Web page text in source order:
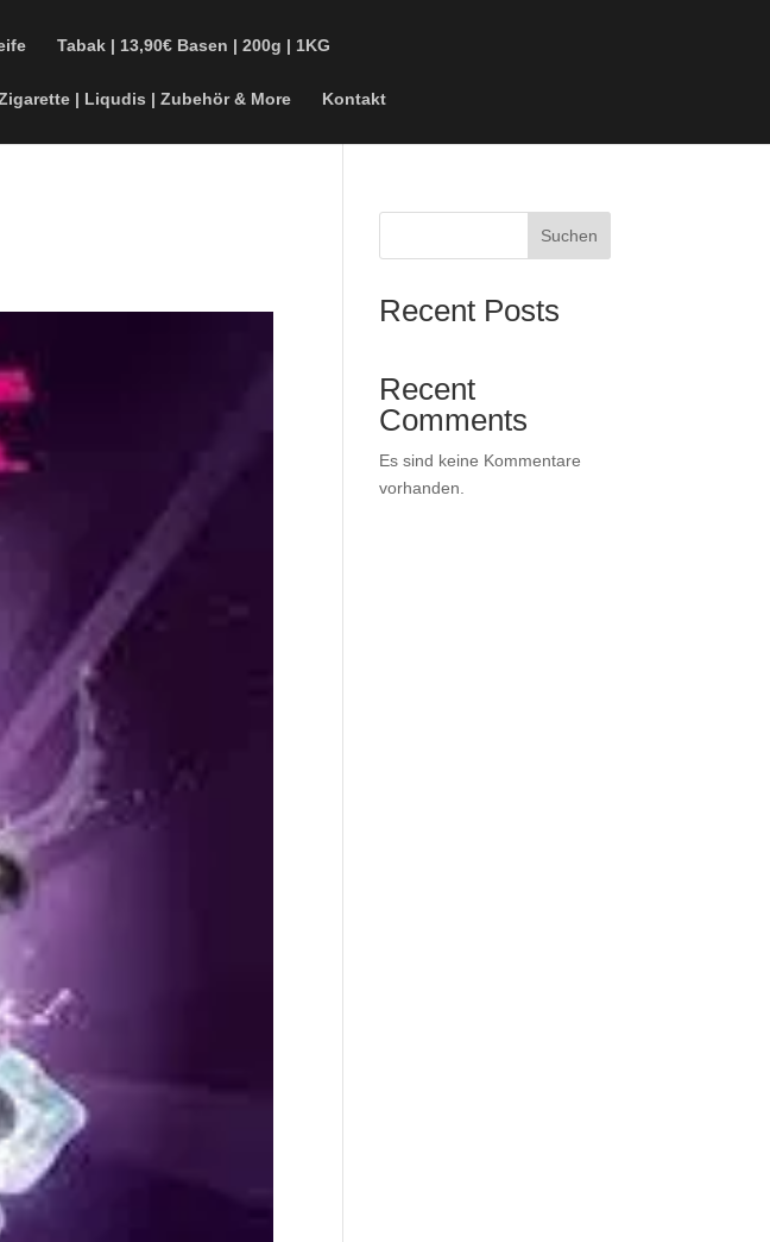
Tabak | 13,90€ Basen | 200g | 1KG
| Liqudis | Zubehör & More Kontakt
Suchen
Recent Posts
Recent
Comments
Es sind keine Kommentare
vorhanden.